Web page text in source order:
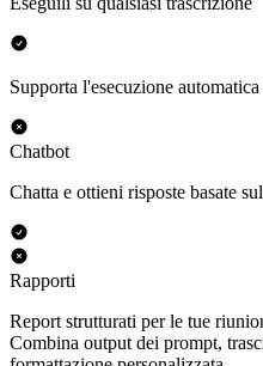
Supporta l'esecuzione
Chatbot
Chatta e ottieni risposte basate
Rapporti
Report strutturati per le tue
Combina output dei prompt,